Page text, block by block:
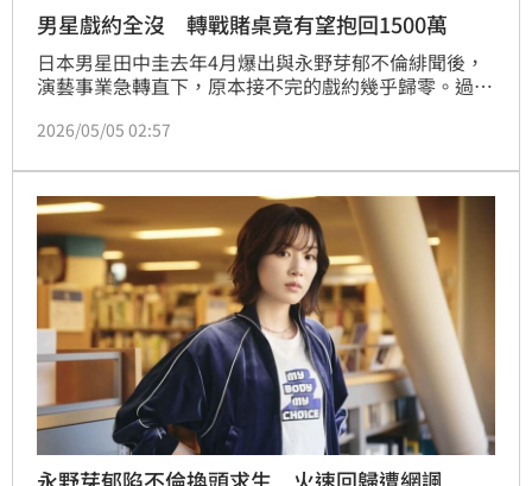
男星戲約全沒 轉戰賭桌竟有望抱回1500萬
日本男星田中圭去年4月爆出與永野芽郁不倫緋聞後，
演藝事業急轉直下，原本接不完的戲約幾乎歸零。過去
外界形容「宛如職業賭徒」，生活重心明顯轉向牌桌。
2026/05/05 02:57
永野芽郁陷不倫換頭求生 火速回歸遭網諷